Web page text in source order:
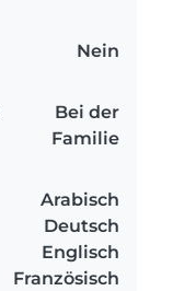
Nein
Bei der
Familie
Arabisch
Deutsch
Englisch
Französisch